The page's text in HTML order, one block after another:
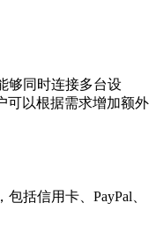
够同时连接多台设
可以根据需求增加额外
括信用卡、PayPal、